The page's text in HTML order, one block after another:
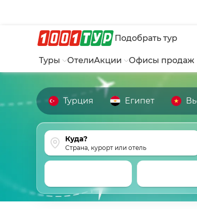
Подобрать тур
Туры ОтелиАкции Офисы продаж
Турция Египет
Страна, курорт или отель